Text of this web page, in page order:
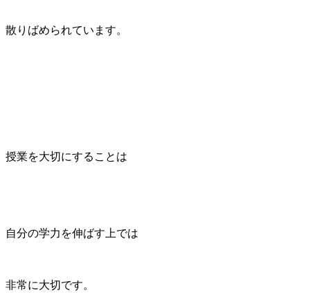
散りばめられています。
授業を大切にすることは
自分の学力を伸ばす上では
非常に大切です。